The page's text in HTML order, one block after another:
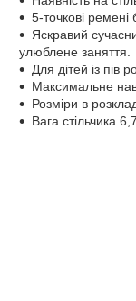
5-точкові ремені
Яскравий
улюблене заняття.
Для дітей із пів
Максимальне
Розміри в
Вага стільчика